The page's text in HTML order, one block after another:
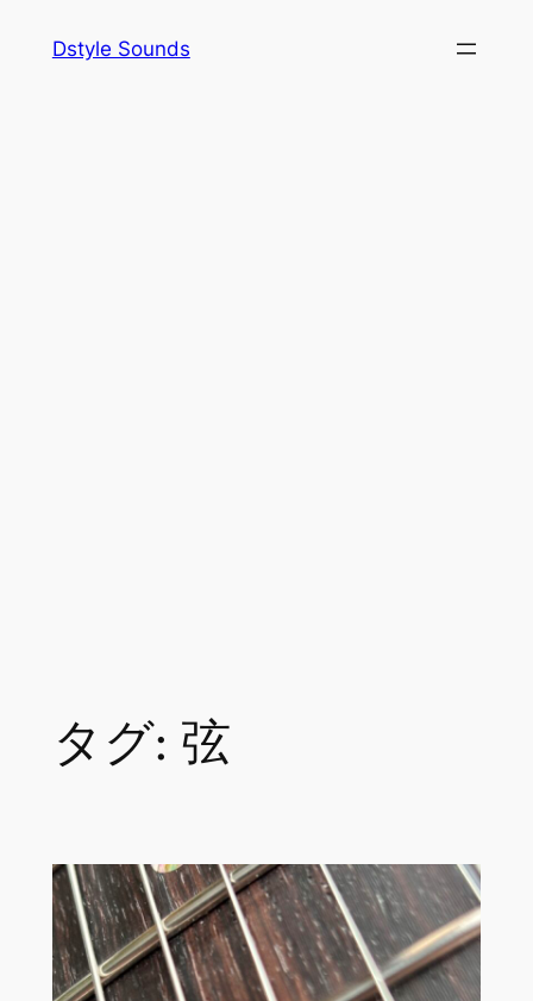
Dstyle Sounds
タグ: 弦